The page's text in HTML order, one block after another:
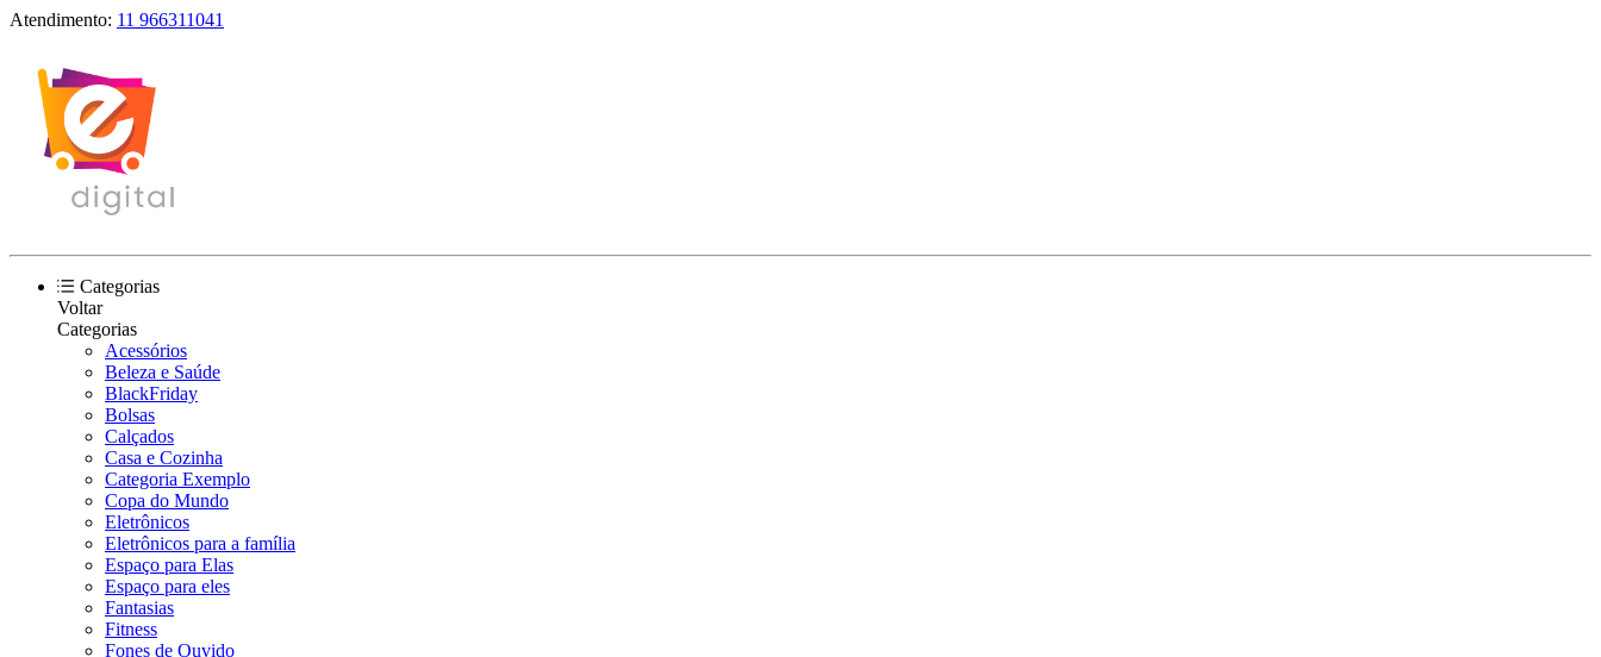
Atendimento: 11 966311041
Categorias
Voltar
Categorias
Acessórios
Beleza e Saúde
BlackFriday
Bolsas
Calçados
Casa e Cozinha
Categoria Exemplo
Copa do Mundo
Eletrônicos
Eletrônicos para a família
Espaço para Elas
Espaço para eles
Fantasias
Fitness
Fones de Ouvido